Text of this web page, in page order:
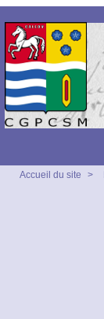
Accueil du site >